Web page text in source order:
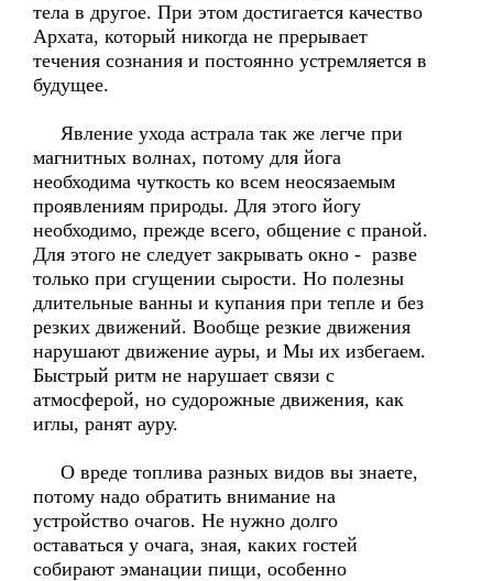
тела в другое. При этом достигается качество
Архата, который никогда не прерывает
течения сознания и постоянно устремляется в
будущее.
Явление ухода астрала так же легче при
магнитных волнах, потому для йога
необходима чуткость ко всем неосязаемым
проявлениям природы. Для этого йогу
необходимо, прежде всего, общение с праной.
Для этого не следует закрывать окно - разве
только при сгущении сырости. Но полезны
длительные ванны и купания при тепле и без
резких движений. Вообще резкие движения
нарушают движение ауры, и Мы их избегаем.
Быстрый ритм не нарушает связи с
атмосферой, но судорожные движения, как
иглы, ранят ауру.
О вреде топлива разных видов вы знаете,
потому надо обратить внимание на
устройство очагов. Не нужно долго
оставаться у очага, зная, каких гостей
собирают эманации пищи, особенно